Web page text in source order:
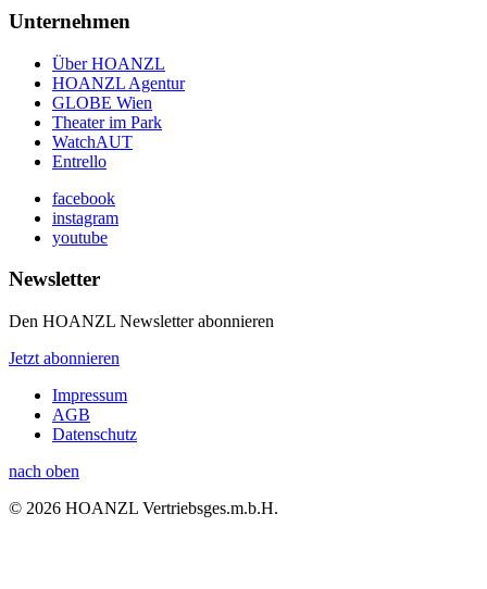
Unternehmen
Über HOANZL
HOANZL Agentur
GLOBE Wien
Theater im Park
WatchAUT
Entrello
facebook
instagram
youtube
Newsletter
Den HOANZL Newsletter abonnieren
Jetzt abonnieren
Impressum
AGB
Datenschutz
nach oben
© 2026 HOANZL Vertriebsges.m.b.H.